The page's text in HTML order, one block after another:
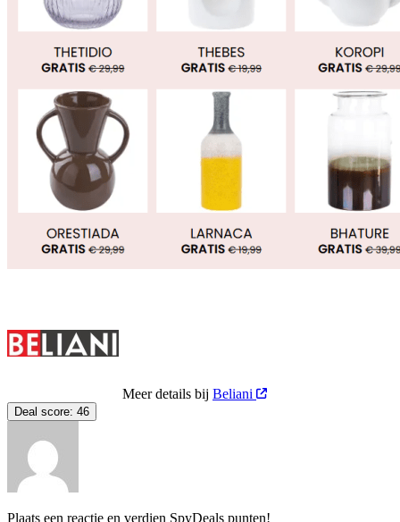
Meer details bij Beliani
Deal score: 46
Plaats een reactie en verdien SpyDeals punten!